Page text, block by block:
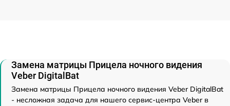
Замена матрицы Прицела ночного видения
Veber DigitalBat
Замена матрицы Прицела ночного видения Veber DigitalBat
- несложная задача для нашего сервис-центра Veber в